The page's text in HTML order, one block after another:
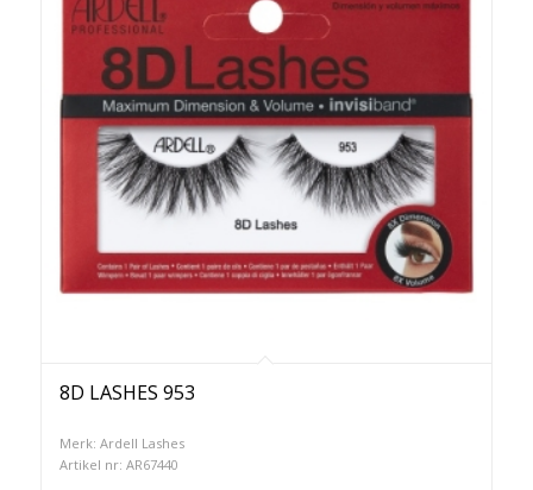
8D LASHES 953
Merk: Ardell Lashes
Artikel nr: AR67440